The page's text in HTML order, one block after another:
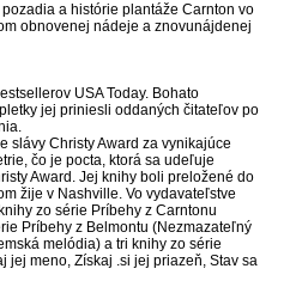
a histórie plantáže Carnton vo
obnovenej nádeje a znovunájdenej
USA Today. Bohato
jej priniesli oddaných čitateľov po
slávy Christy Award za vynikajúce
čo je pocta, ktorá sa udeľuje
Award. Jej knihy boli preložené do
žije v Nashville. Vo vydavateľstve
zo série Príbehy z Carntonu
Príbehy z Belmontu (Nezmazateľný
melódia) a tri knihy zo série
jej meno, Získaj .si jej priazeň, Stav sa